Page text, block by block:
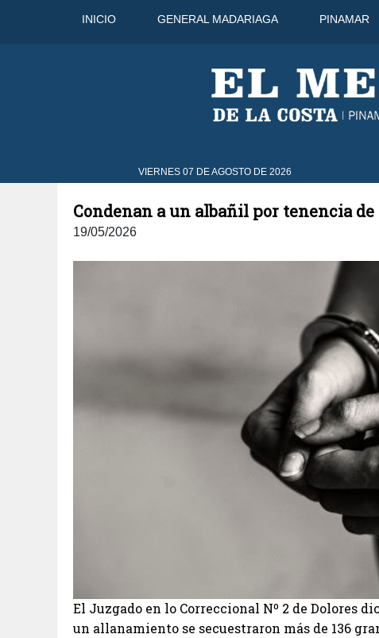
INICIO GENERAL MADARIAGA PINAMAR
VIERNES 07 DE AGOSTO DE 2026
32°C 10 Ago
Condenan a un albañil por tenencia
19/05/2026
El Juzgado en lo Correccional Nº 2 de Dolores
un allanamiento se secuestraron más de 136